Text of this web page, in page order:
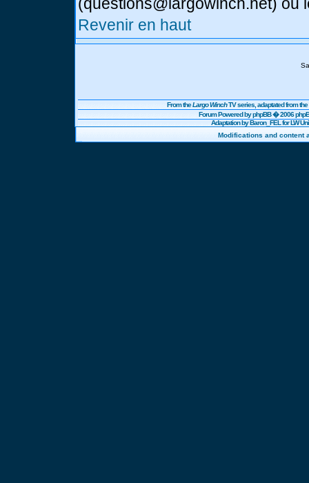
(questions@largowinch.net) ou
Revenir en haut
From theLargo WinchTV series, adaptated from
Forum Powered byphpBB� 2006
Adaptation by Baron_FEL for LW
Modifications and content